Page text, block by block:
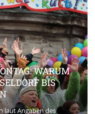
WARUM
BIS
laut Angaben des